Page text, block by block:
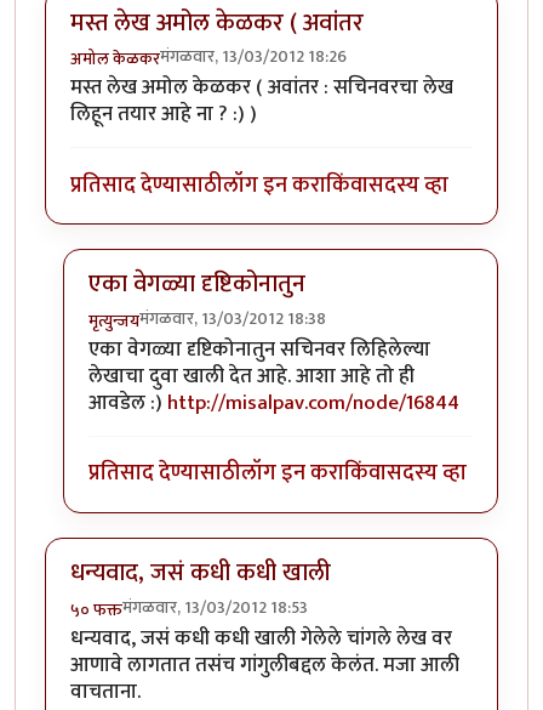
मस्त लेख अमोल केळकर ( अवांतर
अमोल केळकरमंगळवार, 13/03/2012 18:26
मस्त लेख अमोल केळकर ( अवांतर : सचिनवरचा लेख
लिहून तयार आहे ना ? :) )
प्रतिसाद देण्यासाठीलॉग इन कराकिंवासदस्य व्हा
एका वेगळ्या दृष्टिकोनातुन
मृत्युन्जयमंगळवार, 13/03/2012 18:38
In reply toमस्त लेख अमोल केळकर ( अवांतर
एका वेगळ्या दृष्टिकोनातुन सचिनवर लिहिलेल्या
लेखाचा दुवा खाली देत आहे. आशा आहे तो ही
आवडेल :) http://misalpav.com/node/16844
प्रतिसाद देण्यासाठीलॉग इन कराकिंवासदस्य व्हा
धन्यवाद, जसं कधी कधी खाली
५० फक्तमंगळवार, 13/03/2012 18:53
धन्यवाद, जसं कधी कधी खाली गेलेले चांगले लेख वर
आणावे लागतात तसंच गांगुलीबद्दल केलंत. मजा आली
वाचताना.